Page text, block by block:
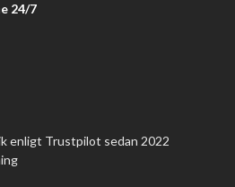
24/7
enligt Trustpilot sedan 2022